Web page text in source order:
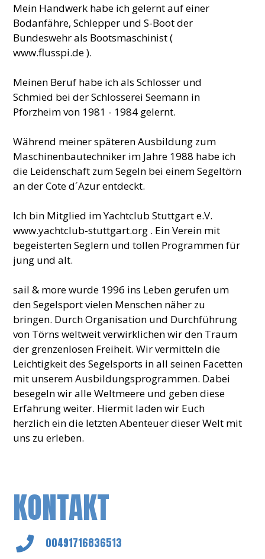
Mein Handwerk habe ich gelernt auf einer
Bodanfähre, Schlepper und S-Boot der
Bundeswehr als Bootsmaschinist (
www.flusspi.de ).
Meinen Beruf habe ich als Schlosser und
Schmied bei der Schlosserei Seemann in
Pforzheim von 1981 - 1984 gelernt.
Während meiner späteren Ausbildung zum
Maschinenbautechniker im Jahre 1988 habe ich
die Leidenschaft zum Segeln bei einem Segeltörn
an der Cote d´Azur entdeckt.
Ich bin Mitglied im Yachtclub Stuttgart e.V.
www.yachtclub-stuttgart.org . Ein Verein mit
begeisterten Seglern und tollen Programmen für
jung und alt.
sail & more wurde 1996 ins Leben gerufen um
den Segelsport vielen Menschen näher zu
bringen. Durch Organisation und Durchführung
von Törns weltweit verwirklichen wir den Traum
der grenzenlosen Freiheit. Wir vermitteln die
Leichtigkeit des Segelsports in all seinen Facetten
mit unserem Ausbildungsprogrammen. Dabei
besegeln wir alle Weltmeere und geben diese
Erfahrung weiter. Hiermit laden wir Euch
herzlich ein die letzten Abenteuer dieser Welt mit
uns zu erleben.
KONTAKT
00491716836513